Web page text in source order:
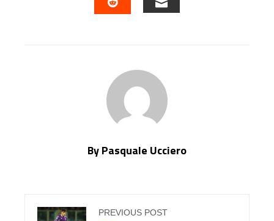
By Pasquale Ucciero
PREVIOUS POST